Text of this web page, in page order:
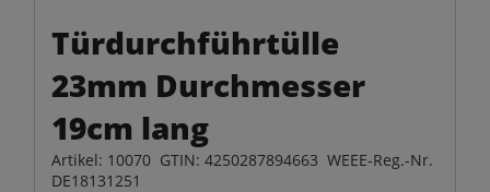
Türdurchführtülle
23mm Durchmesser
19cm lang
Artikel: 10070 GTIN: 4250287894663 WEEE-Reg.-Nr.
DE18131251